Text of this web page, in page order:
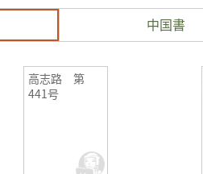
中国書
高志路 第
441号